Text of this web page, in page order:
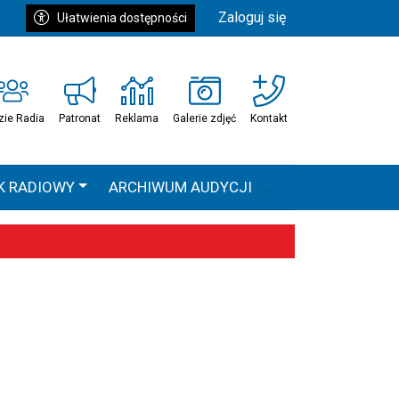
Ułatwienia dostępności Zaloguj się
Radia Patronat Reklama Galerie zdjęć Kontakt
RADIOWY ARCHIWUM AUDYCJI
HEAVEN TOUR